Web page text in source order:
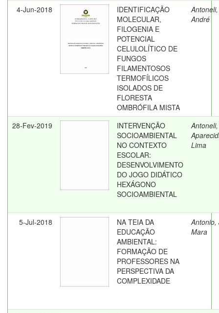
4-Jun-2018
IDENTIFICAÇÃO
MOLECULAR,
FILOGENIA E
POTENCIAL
CELULOLÍTICO DE
FUNGOS
FILAMENTOSOS
TERMOFÍLICOS
ISOLADOS DE
FLORESTA
OMBRÓFILA MISTA
André
28-Fev-2019
INTERVENÇÃO
SOCIOAMBIENTAL
NO CONTEXTO
ESCOLAR:
DESENVOLVIMENTO
DO JOGO DIDÁTICO
HEXÁGONO
SOCIOAMBIENTAL
Lima
5-Jul-2018
NA TEIA DA
EDUCAÇÃO
AMBIENTAL:
FORMAÇÃO DE
PROFESSORES NA
PERSPECTIVA DA
COMPLEXIDADE
Antonio,
Mara